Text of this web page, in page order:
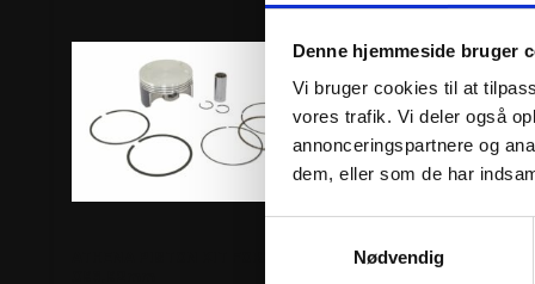
Denne hjemmeside bruger
Vi bruger cookies til at
vores trafik. Vi deler også
annonceringspartnere og
dem, eller som de har
Nødvendig
ATHENA PISTON KIT